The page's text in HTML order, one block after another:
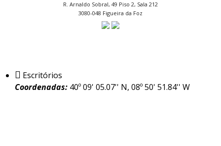
R. Arnaldo Sobral, 49 Piso 2, Sala 212
3080-048 Figueira da Foz
Escritórios
Coordenadas: 40º 09' 05.07'' N, 08º 50' 51.84'' W